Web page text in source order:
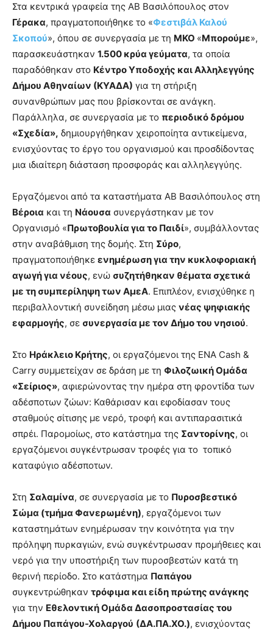
Στα κεντρικά γραφεία της ΑΒ Βασιλόπουλος στον
Γέρακα, πραγματοποιήθηκε το «Φεστιβάλ Καλού
Σκοπού», όπου σε συνεργασία με τη ΜΚΟ «Μπορούμε»,
παρασκευάστηκαν 1.500 κρύα γεύματα, τα οποία
παραδόθηκαν στο Κέντρο Υποδοχής και Αλληλεγγύης
Δήμου Αθηναίων (ΚΥΑΔΑ) για τη στήριξη
συνανθρώπων μας που βρίσκονται σε ανάγκη.
Παράλληλα, σε συνεργασία με το περιοδικό δρόμου
«Σχεδία», δημιουργήθηκαν χειροποίητα αντικείμενα,
ενισχύοντας το έργο του οργανισμού και προσδίδοντας
μια ιδιαίτερη διάσταση προσφοράς και αλληλεγγύης.
Εργαζόμενοι από τα καταστήματα ΑΒ Βασιλόπουλος στη
Βέροια και τη Νάουσα συνεργάστηκαν με τον
Οργανισμό «Πρωτοβουλία για το Παιδί», συμβάλλοντας
στην αναβάθμιση της δομής. Στη Σύρο,
πραγματοποιήθηκε ενημέρωση για την κυκλοφοριακή
αγωγή για νέους, ενώ συζητήθηκαν θέματα σχετικά
με τη συμπερίληψη των ΑμεΑ. Επιπλέον, ενισχύθηκε η
περιβαλλοντική συνείδηση μέσω μιας νέας ψηφιακής
εφαρμογής, σε συνεργασία με τον Δήμο του νησιού.
Στο Ηράκλειο Κρήτης, οι εργαζόμενοι της ENA Cash &
Carry συμμετείχαν σε δράση με τη Φιλοζωική Ομάδα
«Σείριος», αφιερώνοντας την ημέρα στη φροντίδα των
αδέσποτων ζώων: Καθάρισαν και εφοδίασαν τους
σταθμούς σίτισης με νερό, τροφή και αντιπαρασιτικά
σπρέι. Παρομοίως, στο κατάστημα της Σαντορίνης, οι
εργαζόμενοι συγκέντρωσαν τροφές για το τοπικό
καταφύγιο αδέσποτων.
Στη Σαλαμίνα, σε συνεργασία με το Πυροσβεστικό
Σώμα (τμήμα Φανερωμένη), εργαζόμενοι των
καταστημάτων ενημέρωσαν την κοινότητα για την
πρόληψη πυρκαγιών, ενώ συγκέντρωσαν προμήθειες και
νερό για την υποστήριξη των πυροσβεστών κατά τη
θερινή περίοδο. Στο κατάστημα Παπάγου
συγκεντρώθηκαν τρόφιμα και είδη πρώτης ανάγκης
για την Εθελοντική Ομάδα Δασοπροστασίας του
Δήμου Παπάγου-Χολαργού (ΔΑ.ΠΑ.ΧΟ.), ενισχύοντας